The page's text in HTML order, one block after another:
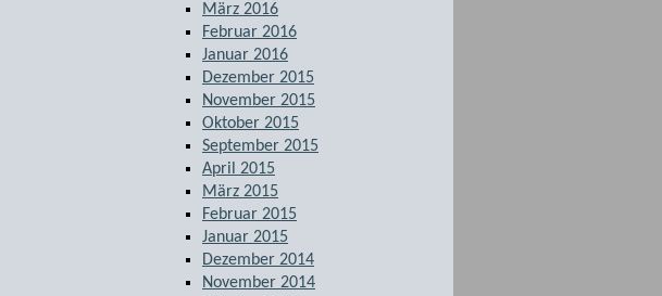
März 2016
Februar 2016
Januar 2016
Dezember 2015
November 2015
Oktober 2015
September 2015
April 2015
März 2015
Februar 2015
Januar 2015
Dezember 2014
November 2014